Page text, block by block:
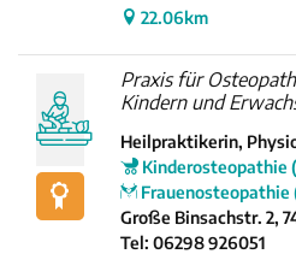
22.06km
Praxis für
Kindern und
Heilpraktikerin,
Kinderosteopathie
Frauenosteopathie
Große Binsachstr. 2,
Tel: 06298 926051